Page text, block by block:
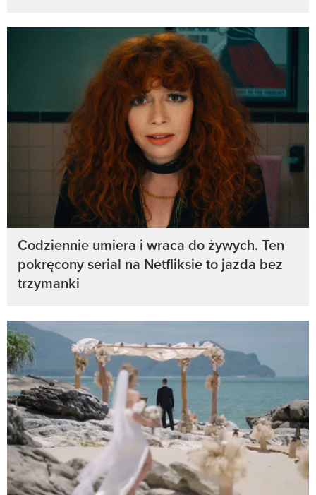
Codziennie umiera i wraca do żywych. Ten
pokręcony serial na Netfliksie to jazda bez
trzymanki